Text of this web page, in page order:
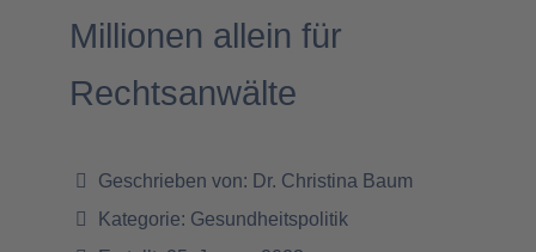
Millionen allein für
Rechtsanwälte
Geschrieben von: Dr. Christina Baum
Kategorie: Gesundheitspolitik